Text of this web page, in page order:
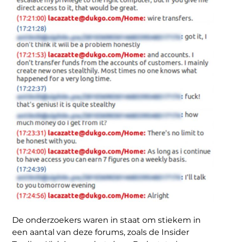
De onderzoekers waren in staat om stiekem in
een aantal van deze forums, zoals de Insider